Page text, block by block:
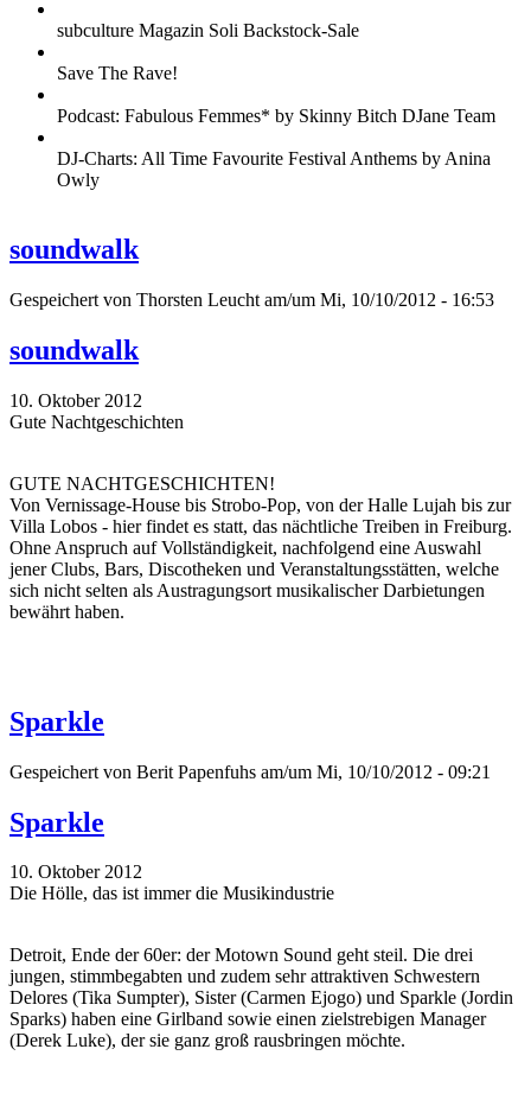
subculture Magazin Soli Backstock-Sale
Save The Rave!
Podcast: Fabulous Femmes* by Skinny Bitch DJane Team
DJ-Charts: All Time Favourite Festival Anthems by Anina
Owly
soundwalk
Gespeichert von Thorsten Leucht am/um Mi, 10/10/2012 - 16:53
soundwalk
10. Oktober 2012
Gute Nachtgeschichten
GUTE NACHTGESCHICHTEN!
Von Vernissage-House bis Strobo-Pop, von der Halle Lujah bis zur
Villa Lobos - hier findet es statt, das nächtliche Treiben in Freiburg.
Ohne Anspruch auf Vollständigkeit, nachfolgend eine Auswahl
jener Clubs, Bars, Discotheken und Veranstaltungsstätten, welche
sich nicht selten als Austragungsort musikalischer Darbietungen
bewährt haben.
Sparkle
Gespeichert von Berit Papenfuhs am/um Mi, 10/10/2012 - 09:21
Sparkle
10. Oktober 2012
Die Hölle, das ist immer die Musikindustrie
Detroit, Ende der 60er: der Motown Sound geht steil. Die drei
jungen, stimmbegabten und zudem sehr attraktiven Schwestern
Delores (Tika Sumpter), Sister (Carmen Ejogo) und Sparkle (Jordin
Sparks) haben eine Girlband sowie einen zielstrebigen Manager
(Derek Luke), der sie ganz groß rausbringen möchte.